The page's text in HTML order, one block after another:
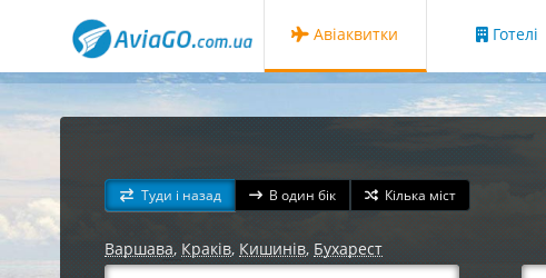
Авіаквитки Готелі
Туди і назад В один бік Кілька міст
Варшава, Краків, Кишинів, Бухарест